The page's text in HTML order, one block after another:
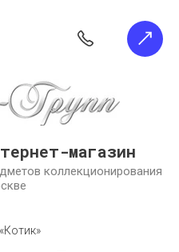
магазин
коллекционирования